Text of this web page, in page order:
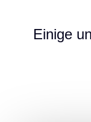
Einige